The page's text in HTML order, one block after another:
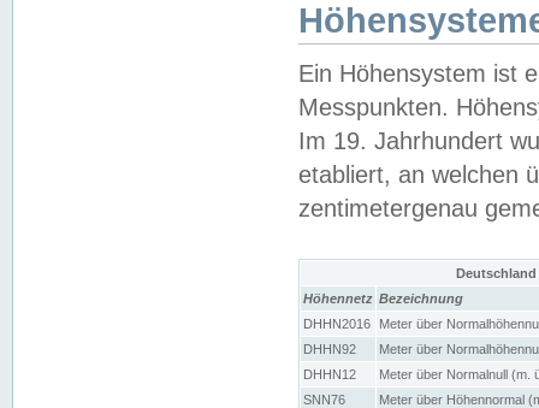
Ein Höhensystem ist
Messpunkten.
Im 19. Jahrhundert
etabliert, an welchen
zentimetergenau
Höhennetz Bezeichnung
DHHN2016
Meter über
DHHN92
Meter über
DHHN12
Meter über Normalnull (m.
SNN76
Meter über Höhennormal